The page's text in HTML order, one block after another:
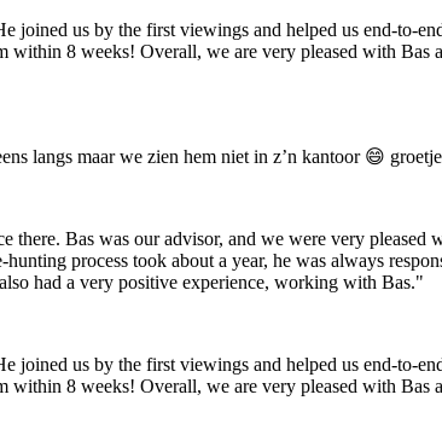
joined us by the first viewings and helped us end-to-
8 weeks! Overall, we are very pleased with Bas
langs maar we zien hem niet in z’n kantoor 😄
there. Bas was our advisor, and we were very pleased
process took about a year, he was always
had a very positive experience, working with Bas."
joined us by the first viewings and helped us end-to-
8 weeks! Overall, we are very pleased with Bas